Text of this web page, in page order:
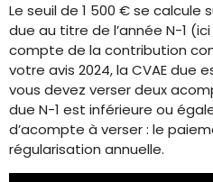
Le seuil de 1 500 € se calcule
due au titre de l’année N-1
compte de la contribution
votre avis 2024, la CVAE due
vous devez verser deux
due N-1 est inférieure ou
d’acompte à verser : le
régularisation annuelle.